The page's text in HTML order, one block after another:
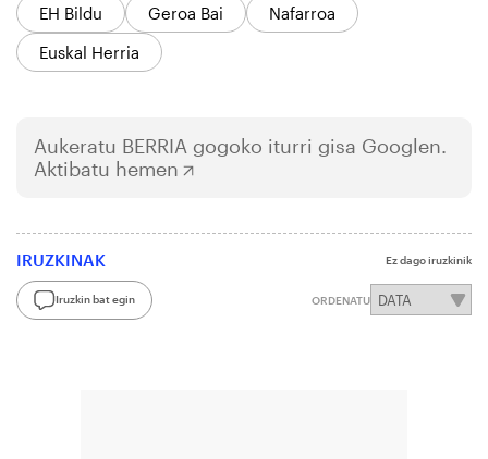
EH Bildu
Geroa Bai
Nafarroa
Euskal Herria
Aukeratu BERRIA gogoko iturri gisa Googlen.
Aktibatu hemen
IRUZKINAK Ez dago iruzkinik
Iruzkin bat egin ORDENATU